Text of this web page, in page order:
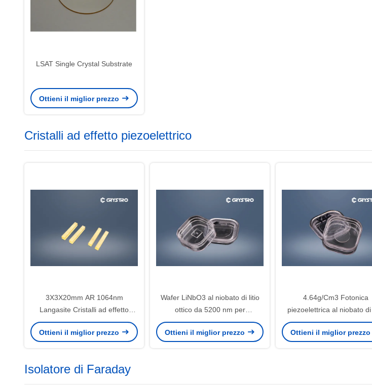
LSAT Single Crystal Substrate
Ottieni il miglior prezzo
Cristalli ad effetto piezoelettrico
3X3X20mm AR 1064nm
Langasite Cristalli ad effetto
piezoelettrico La3Ga5SiO14
Ottieni il miglior prezzo
Wafer LiNbO3 al niobato di litio
ottico da 5200 nm per
raddoppiatori di frequenza
Ottieni il miglior prezzo
4.64g/Cm3 Fotonica
piezoelettrica al niobato di
per guide d'onda
Ottieni il miglior prezzo
Isolatore di Faraday